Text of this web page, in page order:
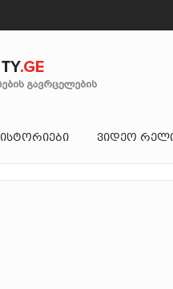
ᲘᲡᲢᲝᲠᲘᲔᲑᲘ ᲕᲘᲓᲔᲝ